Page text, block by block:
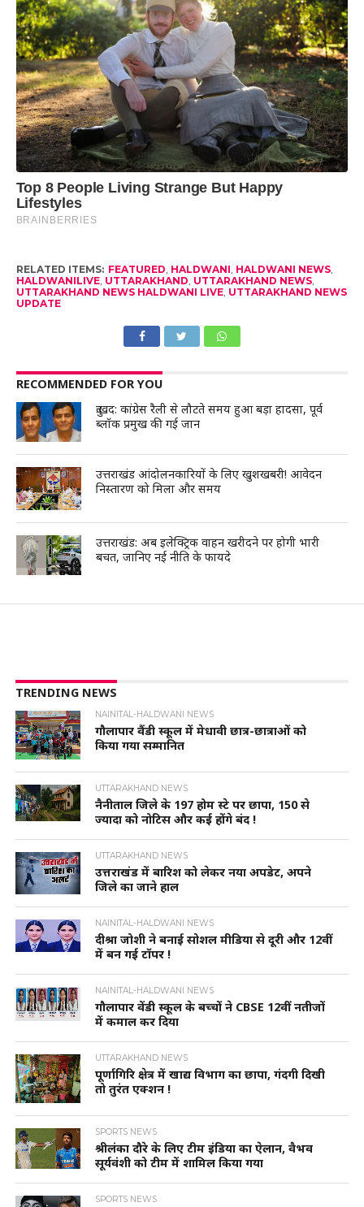
RELATED ITEMS: FEATURED, HALDWANI, HALDWANI NEWS,
HALDWANILIVE, UTTARAKHAND, UTTARAKHAND NEWS,
UTTARAKHAND NEWS HALDWANI LIVE, UTTARAKHAND NEWS
UPDATE
RECOMMENDED FOR YOU
दुःखद: कांग्रेस रैली से लौटते समय हुआ बड़ा हादसा, पूर्व
ब्लॉक प्रमुख की गई जान
उत्तराखंड आंदोलनकारियों के लिए खुशखबरी! आवेदन
निस्तारण को मिला और समय
उत्तराखंड: अब इलेक्ट्रिक वाहन खरीदने पर होगी भारी
बचत, जानिए नई नीति के फायदे
TRENDING NEWS
NAINITAL-HALDWANI NEWS
गौलापार वैंडी स्कूल में मेधावी छात्र-छात्राओं को
किया गया सम्मानित
UTTARAKHAND NEWS
नैनीताल जिले के 197 होम स्टे पर छापा, 150 से
ज्यादा को नोटिस और कई होंगे बंद !
UTTARAKHAND NEWS
उत्तराखंड में बारिश को लेकर नया अपडेट, अपने
जिले का जाने हाल
NAINITAL-HALDWANI NEWS
दीश्रा जोशी ने बनाई सोशल मीडिया से दूरी और 12वीं
में बन गई टॉपर !
NAINITAL-HALDWANI NEWS
गौलापार वेंडी स्कूल के बच्चों ने CBSE 12वीं नतीजों
में कमाल कर दिया
UTTARAKHAND NEWS
पूर्णागिरि क्षेत्र में खाद्य विभाग का छापा, गंदगी दिखी
तो तुरंत एक्शन !
SPORTS NEWS
श्रीलंका दौरे के लिए टीम इंडिया का ऐलान, वैभव
सूर्यवंशी को टीम में शामिल किया गया
SPORTS NEWS